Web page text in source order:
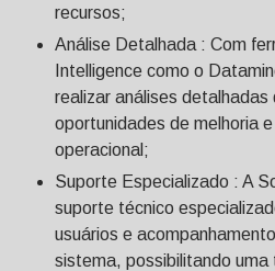
recursos;
Análise Detalhada : Com
Intelligence como o
realizar análises
oportunidades de melhoria
operacional;
Suporte Especializado : A
suporte técnico
usuários e
sistema, possibilitando uma